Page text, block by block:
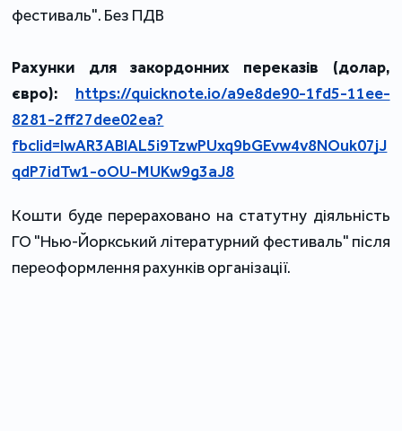
фестиваль". Без ПДВ
Рахунки для закордонних переказів (долар,
євро):
https://quicknote.io/a9e8de90-1fd5-11ee-
8281-2ff27dee02ea?
fbclid=IwAR3ABIAL5i9TzwPUxq9bGEvw4v8NOuk07jJ
qdP7idTw1-oOU-MUKw9g3aJ8
Кошти буде перераховано на статутну діяльність
ГО "Нью-Йоркський літературний фестиваль" після
переоформлення рахунків організації.